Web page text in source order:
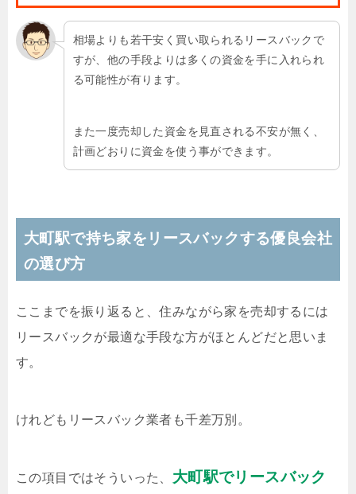
相場よりも若干安く買い取られるリースバックで
すが、他の手段よりは多くの資金を手に入れられ
る可能性が有ります。
また一度売却した資金を見直される不安が無く、
計画どおりに資金を使う事ができます。
大町駅で持ち家をリースバックする優良会社
の選び方
ここまでを振り返ると、住みながら家を売却するには
リースバックが最適な手段な方がほとんどだと思いま
す。
けれどもリースバック業者も千差万別。
この項目ではそういった、 大町駅でリースバック